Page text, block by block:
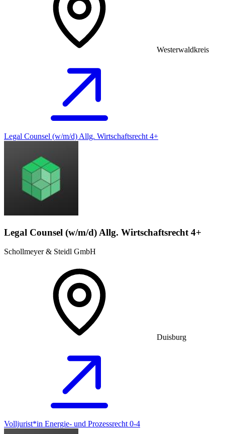
Westerwaldkreis
Legal Counsel (w/m/d) Allg. Wirtschaftsrecht 4+
Legal Counsel (w/m/d) Allg. Wirtschaftsrecht 4+
Schollmeyer & Steidl GmbH
Duisburg
Volljurist*in Energie- und Prozessrecht 0-4